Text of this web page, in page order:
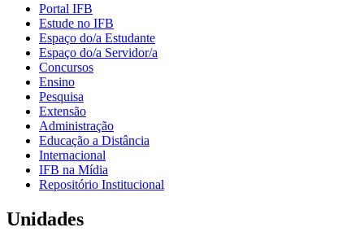
Portal IFB
Estude no IFB
Espaço do/a Estudante
Espaço do/a Servidor/a
Concursos
Ensino
Pesquisa
Extensão
Administração
Educação a Distância
Internacional
IFB na Mídia
Repositório Institucional
Unidades